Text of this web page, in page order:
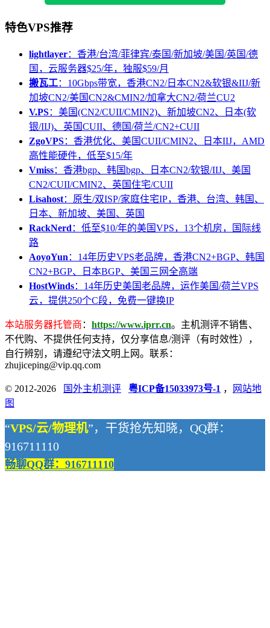
特色VPS推荐
lightlayer：香港/台湾/菲律宾/泰国/新加坡/美国/英国/德
国，云服务器$25/年，独服$59/月
搬瓦工：10Gbps带宽，香港CN2/日本CN2&软银&IIJ/新
加坡CN2/美国CN2&CMIN2/加拿大CN2/荷兰CU2
V.PS：美国(CN2/CUII/CMIN2)、新加坡CN2、日本(软
银/IIJ)、英国CUII、德国/荷兰/CN2+CUII
ZgoVPS：香港优化、美国CUII/CMIN2、日本IIJ，AMD
高性能硬件，低至$15/年
Vmiss：香港bgp、韩国bgp、日本CN2/软银/IIJ、美国
CN2/CUII/CMIN2、英国住宅/CUII
Lisahost：原生/双ISP/家庭住宅IP，香港、台湾、韩国、
日本、新加坡、美国、英国
RackNerd ：低至$10/年的美国VPS，13个机房，国际线
路
AoyoYun ：14年历史VPS老品牌，香港CN2+BGP、韩国
CN2+BGP、日本BGP、美国三网全高端
HostWinds：14年历史美国老品牌，运作美国/荷兰VPS
云，提供250个C段，免费一键换IP
本站服务器托管商 ： https://www.iprr.cn。主机测评不销售、
不代购、不提供任何支持，仅分享信息/测评（有时效性），
自行辨别，请遵纪守法文明上网。联系：
zhujiceping@vip.qq.com
© 2012-2026 国外主机测评 粤ICP备15033973号-1 ，
网站地
图
“VPS/云/物理机”，干货抢先知晓，QQ群：
916711110
畅聊QQ群：916711110